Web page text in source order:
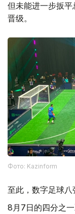
但未能进一步扳平
晋级。
Фото: Kazinform
至此，数字足球八
8月7日的四分之